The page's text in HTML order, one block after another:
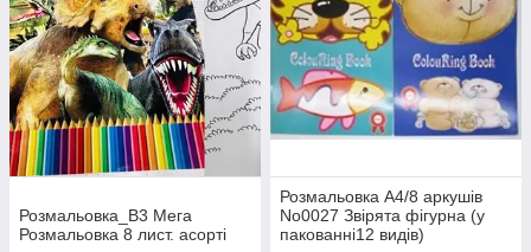
Розмальовка_В3 Мега
Розмальовка 8 лист. асорті
Розмальовка А4/8 аркушів
No0027 Звірята фігурна (у
пакованні12 видів)